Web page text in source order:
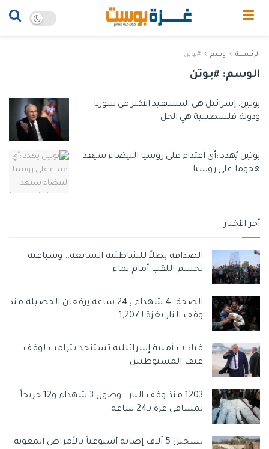
الرئيسية وسم #بوتن
الوسم: #بوتن
بوتين: إسرائيل هي المستفيد الأكبر في سوريا
ودولة فلسطينية هي الحل
بوتين يُهدد :أي اعتداء على روسيا البيضاء سيعد
هجوما على روسيا
أخر الأخبار
الصداقة بطلاً للشاطئية السابعة.. وسباعية
تحسم اللقب أمام نماء
الصحة: 4 شهداء بـ24 ساعة يرفعان الحصيلة منذ
وقف النار بغزة لـ1,207
قيادات أمنية إسرائيلية تستنجد بترامب لوقف
عنف المستوطنين
1203 منذ وقف النار.. وصول 3 شهداء و12 جريحاً
لمشافي غزة بـ24 ساعة
تسجيل 5 آلاف إصابة أسبوعياً بالأمراض المعوية